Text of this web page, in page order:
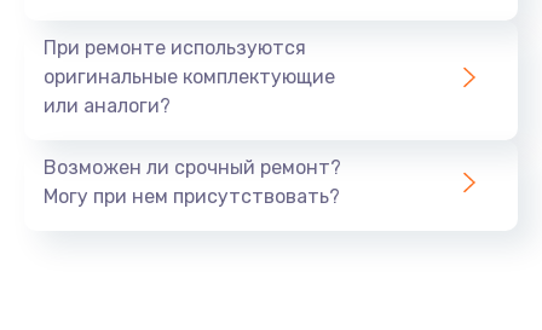
Заказать
1060 руб.
При ремонте используются
оригинальные комплектующие
или аналоги?
Возможен ли срочный ремонт?
Могу при нем присутствовать?